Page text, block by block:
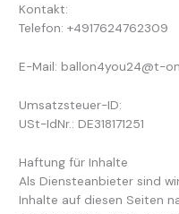
Kontakt:
Telefon: +4917624762309
E-Mail: ballon4you24@t-
Umsatzsteuer-ID:
USt-IdNr.: DE318171251
Haftung für Inhalte
Als Diensteanbieter sind
Inhalte auf diesen Seiten